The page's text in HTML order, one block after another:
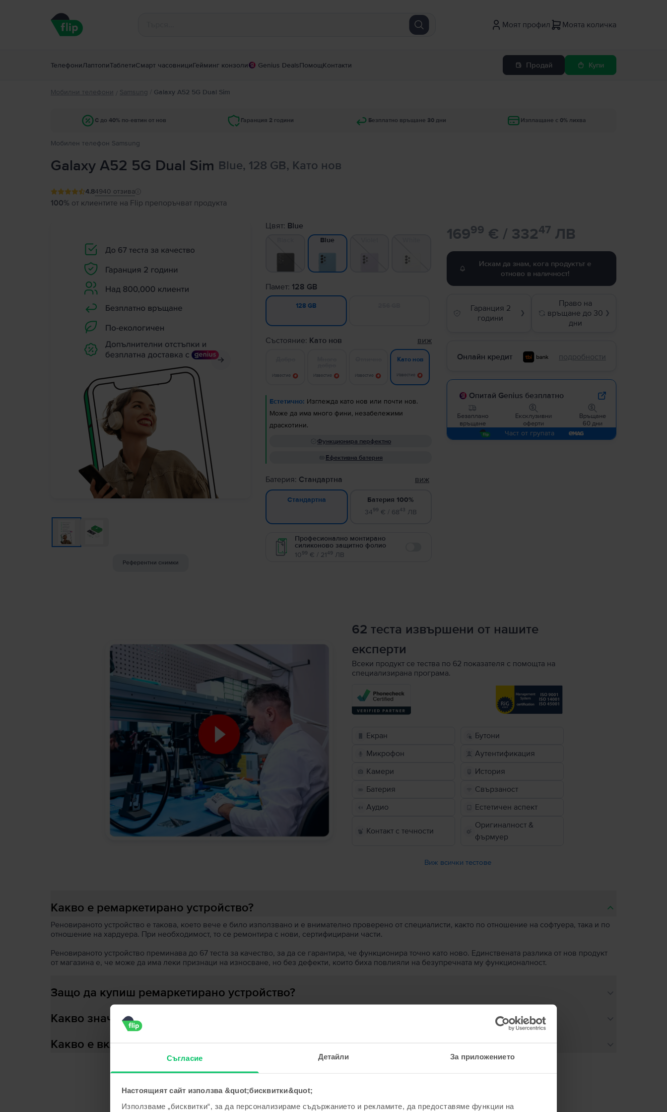
Съгласие Детайли За приложението
Настоящият сайт използва &quot;бисквитки&quot;
Използваме „бисквитки“, за да персонализираме съдържанието и рекламите, да предоставяме функции на
Моят профил Моята количка
ТелефониЛаптопиТаблетиСмарт часовнициГейминг конзоли Genius DealsПомощКонтакти Продай Купи
Мобилни телефони / Samsung / Galaxy A52 5G Dual Sim
С до 40% по-евтин от нов Гаранция 2 години Безплатно връщане 30 дни Изплащане с 0% лихва
Мобилен телефон Samsung
Galaxy A52 5G Dual Sim Blue, 128 GB, Като нов
4.84940 отзива
100% от клиентите на Flip препоръчват продукта
Референтни снимки
Цвят: Blue
Blue
Памет: 128 GB
128 GB
Състояние: Като нов виж
Известие Известие Известие
Като нов
Известие
Естетично: Изглежда като нов или почти нов.
Може да има много фини, незабележими
драскотини.
Функционира перфектно
Ефективна батерия
Батерия: Стандартна виж
Стандартна
Батерия 100%
3499€ / 6843 ЛВ
Професионално монтирано
силиконово защитно фолио
1099 € / 2149 ЛВ
16999 € / 33247 ЛВ
Искам да знам, кога продуктът е
отново в наличност!
Гаранция 2
години
❯
Право на
връщане до 30
дни
❯
Онлайн кредит подробности
Опитай Genius безплатно
Безаплано
връщане
Ексклузивни
оферти
Връщане
60 дни
Част от групата
62 теста извършени от нашите
експерти
Всеки продукт се тества по 62 показателя с помощта на
специализирана програма.
Екран
Бутони
Микрофон
Аутентификация
Камери
История
Батерия
Свързаност
Аудио
Естетичен аспект
Контакт с течности
Оригиналност &
фърмуер
Виж всички тестове
Какво е ремаркетирано устройство?
Реновираното устройство е такова, което вече е било използвано и е внимателно проверено от специалисти, както по отношение на софтуера, така и по
отношение на хардуера. При необходимост, то се ремонтира с нови, сертифицирани части.
Реновираното устройство преминава до 67 теста за качество, за да се гарантира, че функционира точно като ново. Единствената разлика от нов продукт
от магазина е, че може да има леки признаци на износване, но без дефекти, които биха повлияли на безупречната му функционалност.
Защо да купиш ремаркетирано устройство?
Какво значи здраве на батерията?
Какво е включено в кутията?
Сходни продукти с твоето търсене